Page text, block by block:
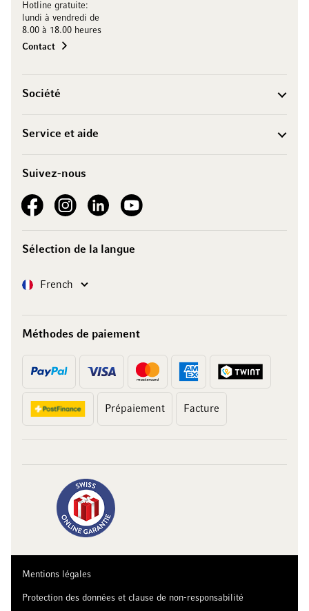
Hotline gratuite:
lundi à vendredi de
8.00 à 18.00 heures
Contact
Société
Service et aide
Suivez-nous
See our FacebookSee our Instagram account
See our LinkedInSee our YouTube channel
Sélection de la langue
LangueFrench
Méthodes de paiement
Prépaiement Facture
Mentions légales
Protection des données et clause de non-responsabilité
10 francs
sur votre achat
Abonnez-vous à notre newsletter et recevez des offres exclusives,